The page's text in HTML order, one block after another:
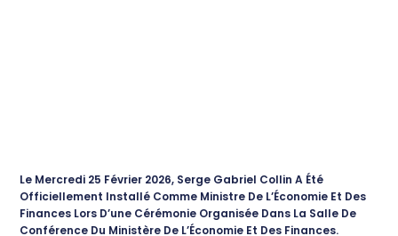
Le Mercredi 25 Février 2026, Serge Gabriel Collin A Été
Officiellement Installé Comme Ministre De L’Économie Et Des
Finances Lors D’une Cérémonie Organisée Dans La Salle De
Conférence Du Ministère De L’Économie Et Des Finances.